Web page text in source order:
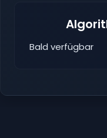
Bald verfügbar